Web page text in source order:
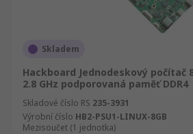
Skladem
Hackboard Jednodeskový počítač
2.8 GHz podporovaná paměť DDR4
Skladové číslo RS 235-3931
Výrobní číslo HB2-PSU1-LINUX-8GB
Mezisoučet (1 jednotka)